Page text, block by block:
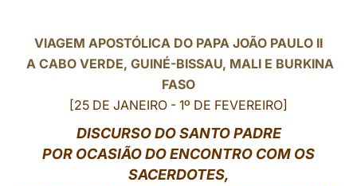
العربيّة
中文
VIAGEM APOSTÓLICA DO PAPA JOÃO PAULO II
A CABO VERDE, GUINÉ-BISSAU, MALI E BURKINA
FASO
[25 DE JANEIRO - 1º DE FEVEREIRO]
DISCURSO DO SANTO PADRE
POR OCASIÃO DO ENCONTRO COM OS
SACERDOTES,